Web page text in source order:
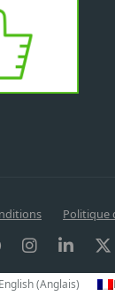
(Anglais)
Politique